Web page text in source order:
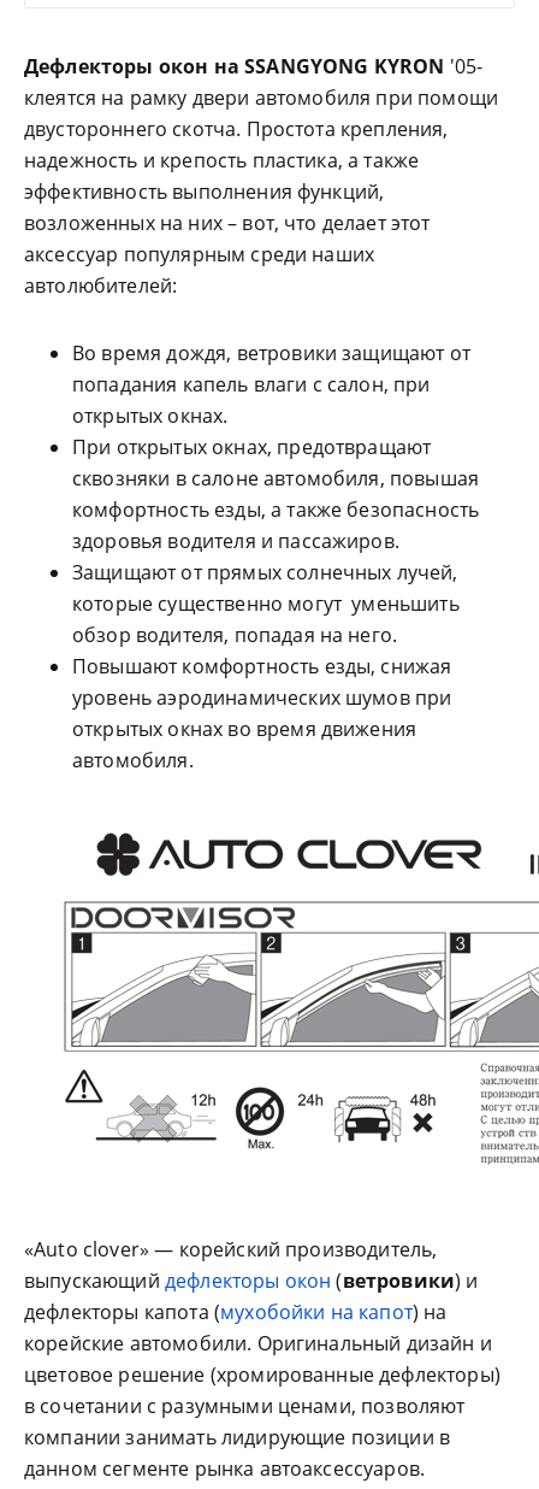
Дефлекторы окон на SSANGYONG KYRON '05-
клеятся на рамку двери автомобиля при помощи
двустороннего скотча. Простота крепления,
надежность и крепость пластика, а также
эффективность выполнения функций,
возложенных на них – вот, что делает этот
аксессуар популярным среди наших
автолюбителей:
Во время дождя, ветровики защищают от
попадания капель влаги с салон, при
открытых окнах.
При открытых окнах, предотвращают
сквозняки в салоне автомобиля, повышая
комфортность езды, а также безопасность
здоровья водителя и пассажиров.
Защищают от прямых солнечных лучей,
которые существенно могут уменьшить
обзор водителя, попадая на него.
Повышают комфортность езды, снижая
уровень аэродинамических шумов при
открытых окнах во время движения
автомобиля.
«Auto clover» — корейский производитель,
выпускающий дефлекторы окон (ветровики) и
дефлекторы капота (мухобойки на капот) на
корейские автомобили. Оригинальный дизайн и
цветовое решение (хромированные дефлекторы)
в сочетании с разумными ценами, позволяют
компании занимать лидирующие позиции в
данном сегменте рынка автоаксессуаров.